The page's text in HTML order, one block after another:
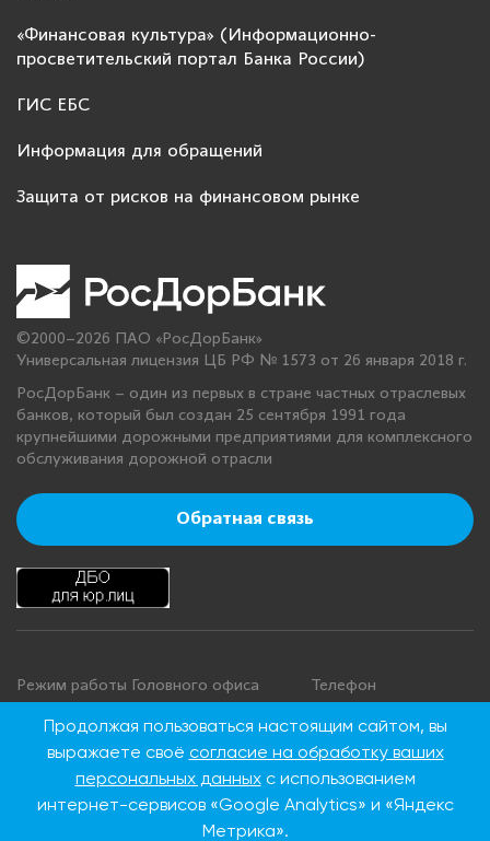
«Финансовая культура» (Информационно-
просветительский портал Банка России)
ГИС ЕБС
Информация для обращений
Защита от рисков на финансовом рынке
©2000–2026 ПАО «РосДорБанк»
Универсальная лицензия ЦБ РФ № 1573 от 26 января 2018 г.
РосДорБанк – один из первых в стране частных отраслевых
банков, который был создан 25 сентября 1991 года
крупнейшими дорожными предприятиями для комплексного
обслуживания дорожной отрасли
Обратная связь
Режим работы Головного офиса
Понедельник - четверг: с 9:00 до
18:00
Суббота, воскресенье: выходные
Телефон
+7 495 276 00 22
8 800 100 00 22
России)
Продолжая пользоваться настоящим сайтом, вы
выражаете своё согласие на обработку ваших
персональных данныхс использованием
интернет-сервисов «Google Analytics» и «Яндекс
Метрика».